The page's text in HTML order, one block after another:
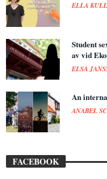
ELLA
Student
av vid
ELSA
An
ANABEL
FACEBOOK